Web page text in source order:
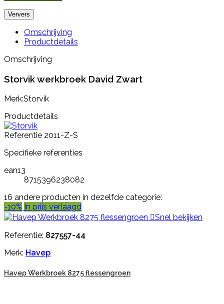
Omschrijving
Productdetails
Omschrijving
Storvik werkbroek David Zwart
Merk:Storvik
Productdetails
Referentie 2011-Z-S
Specifieke referenties
ean13
8715396238082
16 andere producten in dezelfde categorie:
-10% In prijs verlaagd
Snel bekijken
Referentie: 827557-44
Merk: Havep
Havep Werkbroek 8275 flessengroen